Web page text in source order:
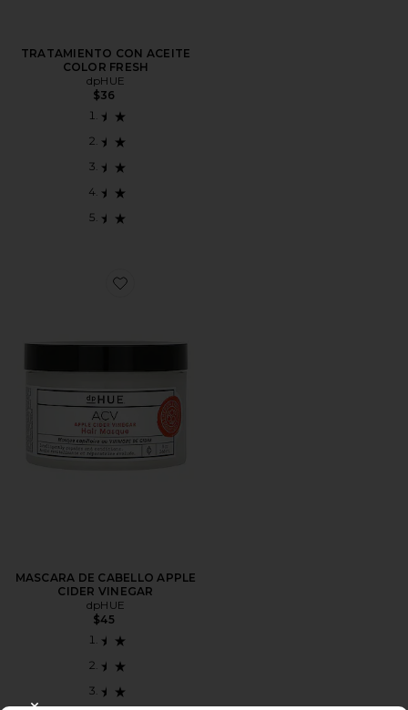
TRATAMIENTO CON ACEITE
COLOR FRESH
dpHUE
$36
Favorite MASCARA DE CABELLO APPLE CIDER
MASCARA DE CABELLO APPLE
CIDER VINEGAR
dpHUE
$45